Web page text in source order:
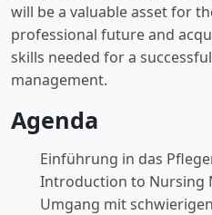
will be a valuable asset for
professional future and
skills needed for a
management.
Agenda
Einführung in das
Introduction to Nursing
Umgang mit